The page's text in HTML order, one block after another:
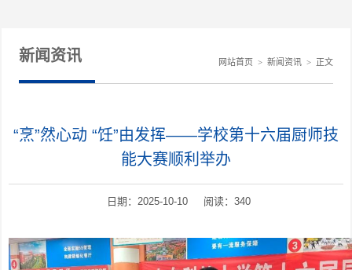
新闻资讯 网站首页 >新闻资讯 > 正文
“烹”然心动 “饪”由发挥——学校第十六届厨师技
能大赛顺利举办
日期：2025-10-10 阅读：340